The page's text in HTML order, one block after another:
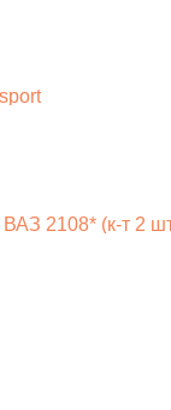
2108* (к-т 2